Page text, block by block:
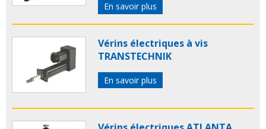
En savoir plus
Vérins électriques à vis
TRANSTECHNIK
En savoir plus